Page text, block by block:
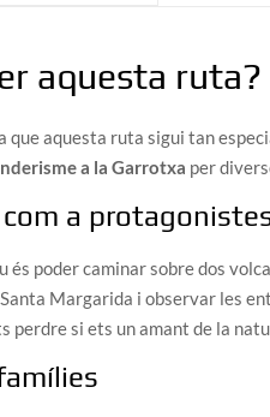
aquesta ruta?
que aquesta ruta sigui tan
a la Garrotxa per
com a
poder caminar sobre dos
Margarida i observar les
perdre si ets un amant de la